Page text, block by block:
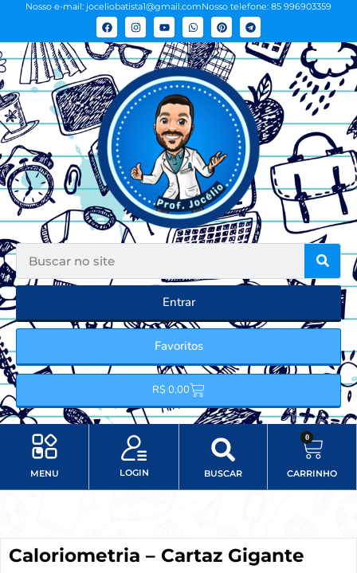
Nosso e-mail: joceliobatista1@gmail.comNosso telefone: 85 996903359
Entrar
Favoritos
R$ 0,00
MENU LOGIN BUSCAR
0
CARRINHO
Caloriometria – Cartaz Gigante